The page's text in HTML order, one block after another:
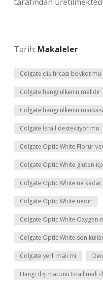
Tarih: Makaleler
Colgate diş fırçası boykot mu
Colgate hangi ülkenin malıdır
Colgate hangi ülkenin markası
Colgate İsrail destekliyor mu
Colgate Optic White Florür
Colgate Optic White gluten
Colgate Optic White ne kadar
Colgate Optic White nedir
Colgate Optic White Oxygen
Colgate Optic White son
Colgate yerli malı mı
Hangi diş macunu İsrail malı